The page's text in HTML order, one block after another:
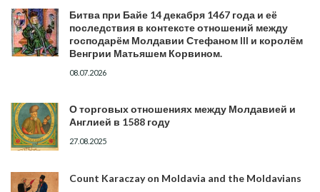
Битва при Байе 14 декабря 1467 года и её
последствия в контексте отношений между
господарём Молдавии Стефаном III и королём
Венгрии Матьяшем Корвином.
08.07.2026
О торговых отношениях между Молдавией и
Англией в 1588 году
27.08.2025
Count Karaczay on Moldavia and the Moldavians